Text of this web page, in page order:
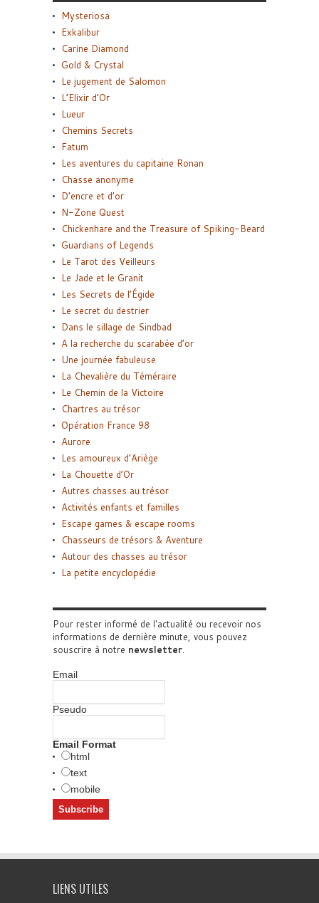
Mysteriosa
Exkalibur
Carine Diamond
Gold & Crystal
Le jugement de Salomon
L’Elixir d’Or
Lueur
Chemins Secrets
Fatum
Les aventures du capitaine Ronan
Chasse anonyme
D’encre et d’or
N-Zone Quest
Chickenhare and the Treasure of Spiking-Beard
Guardians of Legends
Le Tarot des Veilleurs
Le Jade et le Granit
Les Secrets de l’Égide
Le secret du destrier
Dans le sillage de Sindbad
A la recherche du scarabée d’or
Une journée fabuleuse
La Chevalière du Téméraire
Le Chemin de la Victoire
Chartres au trésor
Opération France 98
Aurore
Les amoureux d’Ariège
La Chouette d’Or
Autres chasses au trésor
Activités enfants et familles
Escape games & escape rooms
Chasseurs de trésors & Aventure
Autour des chasses au trésor
La petite encyclopédie
Pour rester informé de l'actualité ou recevoir nos
informations de dernière minute, vous pouvez
souscrire à notre newsletter.
Email
Pseudo
Email Format
html
text
mobile
LIENS UTILES